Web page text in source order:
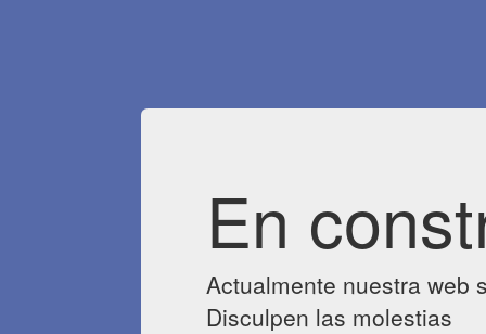
En
Actualmente nuestra web
Disculpen las molestias